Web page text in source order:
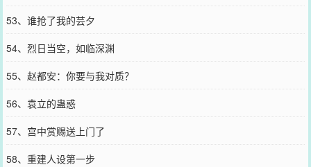
53、谁抢了我的芸夕
54、烈日当空，如临深渊
55、赵都安：你要与我对质？
56、袁立的蛊惑
57、宫中赏赐送上门了
58、重建人设第一步